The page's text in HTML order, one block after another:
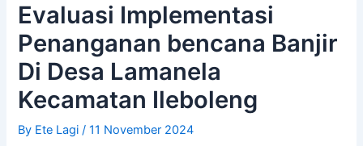
Evaluasi Implementasi
Penanganan bencana Banjir
Di Desa Lamanela
Kecamatan Ileboleng
By Ete Lagi/11 November 2024